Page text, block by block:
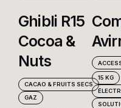
Ghibli R15
Cocoa &
Nuts
CACAO & FRUITS SECS
GAZ
15 KG